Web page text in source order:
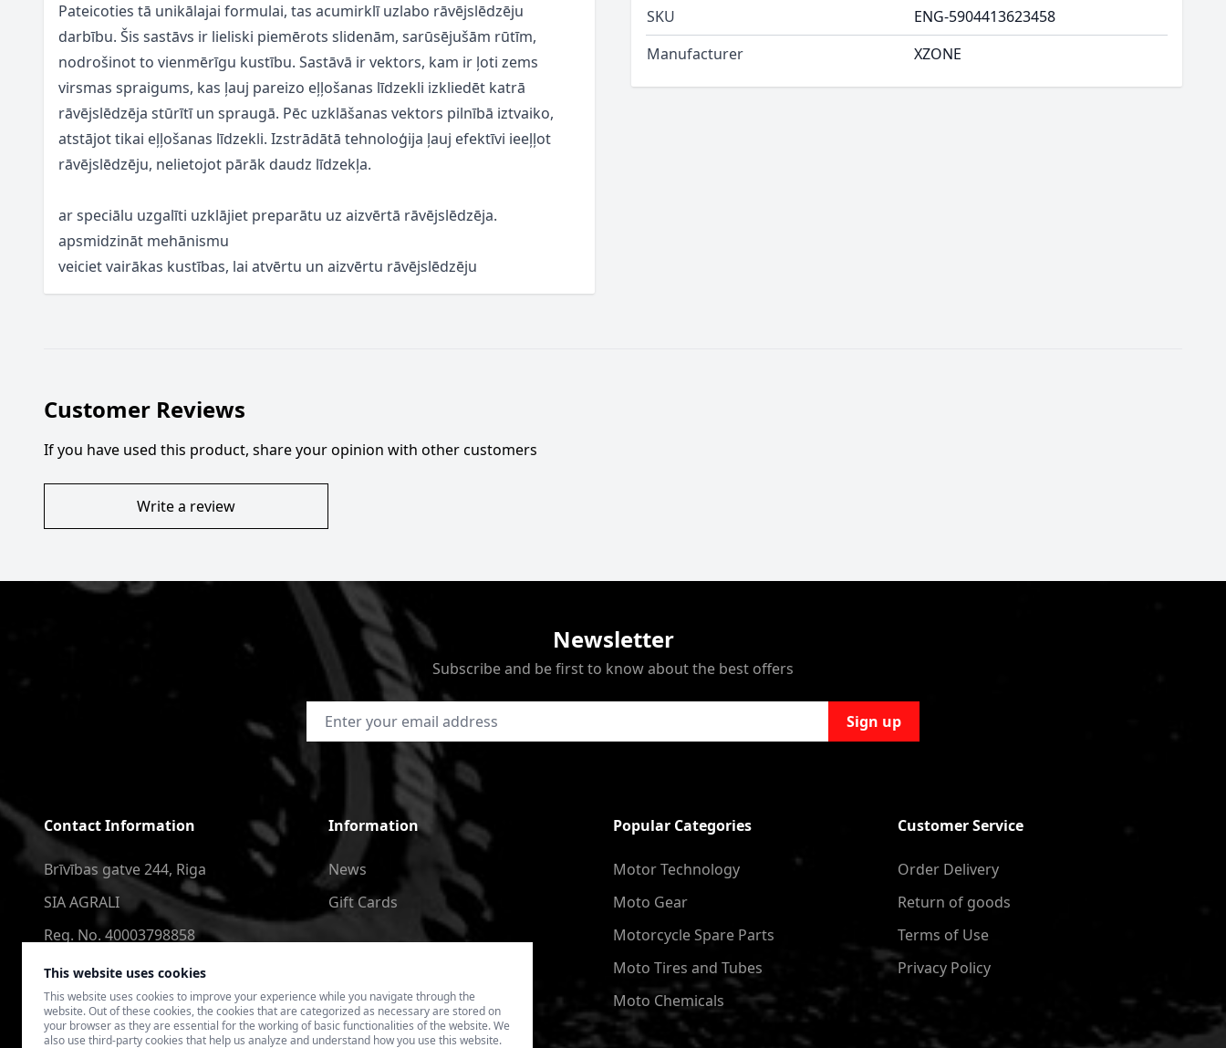
This website uses cookies
This website uses cookies to improve your experience while you navigate through the
website. Out of these cookies, the cookies that are categorized as necessary are stored on
your browser as they are essential for the working of basic functionalities of the website. We
also use third-party cookies that help us analyze and understand how you use this website.
Pateicoties tā unikālajai formulai, tas acumirklī uzlabo rāvējslēdzēju
darbību. Šis sastāvs ir lieliski piemērots slidenām, sarūsējušām rūtīm,
nodrošinot to vienmērīgu kustību. Sastāvā ir vektors, kam ir ļoti zems
virsmas spraigums, kas ļauj pareizo eļļošanas līdzekli izkliedēt katrā
rāvējslēdzēja stūrītī un spraugā. Pēc uzklāšanas vektors pilnībā iztvaiko,
atstājot tikai eļļošanas līdzekli. Izstrādātā tehnoloģija ļauj efektīvi ieeļļot
rāvējslēdzēju, nelietojot pārāk daudz līdzekļa.
ar speciālu uzgalīti uzklājiet preparātu uz aizvērtā rāvējslēdzēja.
apsmidzināt mehānismu
veiciet vairākas kustības, lai atvērtu un aizvērtu rāvējslēdzēju
SKU
ENG-5904413623458
Manufacturer
XZONE
Customer Reviews
If you have used this product, share your opinion with other customers
Write a review
Newsletter
Subscribe and be first to know about the best offers
Email Address Sign up
Contact Information
Brīvības gatve 244, Riga
SIA AGRALI
Reg. No. 40003798858
+371 2566 6123
4speedlv@gmail.com
Information
News
Gift Cards
Popular Categories
Motor Technology
Moto Gear
Motorcycle Spare Parts
Moto Tires and Tubes
Moto Chemicals
Customer Service
Order Delivery
Return of goods
Terms of Use
Privacy Policy